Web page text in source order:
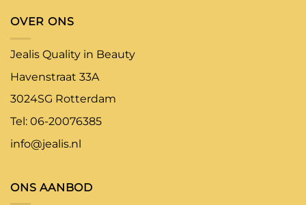
OVER ONS
Jealis Quality in Beauty
Havenstraat 33A
3024SG Rotterdam
Tel: 06-20076385
info@jealis.nl
ONS AANBOD